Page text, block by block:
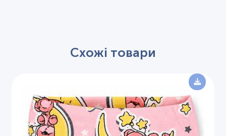
Схожі товари